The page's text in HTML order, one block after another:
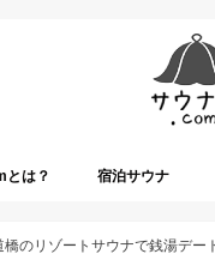
とは？ 宿泊サウナ
のリゾートサウナで銭湯デー